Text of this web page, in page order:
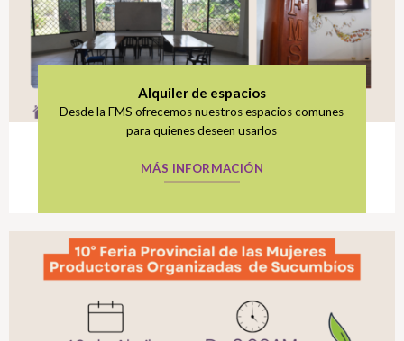
Alquiler de espacios
Desde la FMS ofrecemos nuestros espacios comunes
para quienes deseen usarlos
MÁS INFORMACIÓN